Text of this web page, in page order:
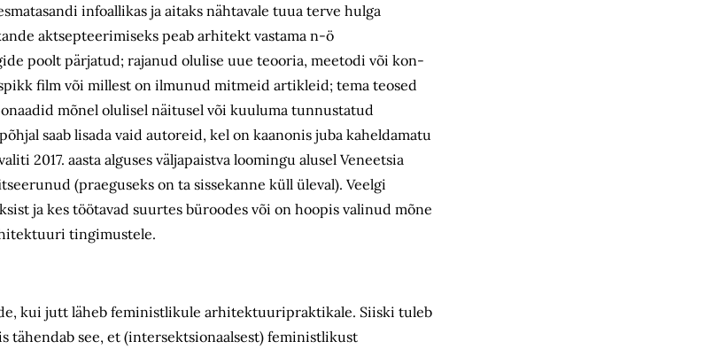
infoallikas ja aitaks nähtavale tuua terve hulga
aktsepteerimiseks peab arhitekt vastama n-ö
poolt pärjatud; rajanud olulise uue teooria, meetodi või kon­
film või millest on ilmunud mitmeid artikleid; tema teosed
mõnel olulisel näitusel või kuuluma tunnustatud
saab lisada vaid autoreid, kel on kaanonis juba kaheldamatu
2017. aasta alguses väljapaistva loomingu alusel Veneetsia
(praeguseks on ta sissekanne küll üleval). Veelgi
ja kes töötavad suurtes büroodes või on hoopis valinud mõne
tingimustele.
kui jutt läheb feministlikule arhitektuuripraktikale. Siiski tuleb
tähendab see, et (intersektsionaalsest) feministlikust